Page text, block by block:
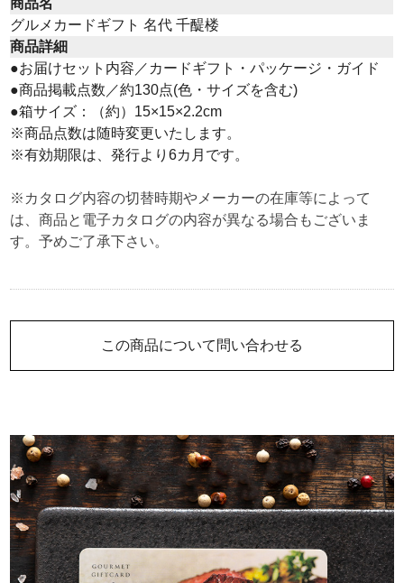
この商品について問い合わせる
グルメカードギフト 名代 千醍楼
商品詳細
●お届けセット内容／カードギフト・パッケージ・ガイド
●商品掲載点数／約130点(色・サイズを含む)
●箱サイズ：（約）15×15×2.2cm
※商品点数は随時変更いたします。
※有効期限は、発行より6カ月です。
※カタログ内容の切替時期やメーカーの在庫等によって
は、商品と電子カタログの内容が異なる場合もございま
す。予めご了承下さい。